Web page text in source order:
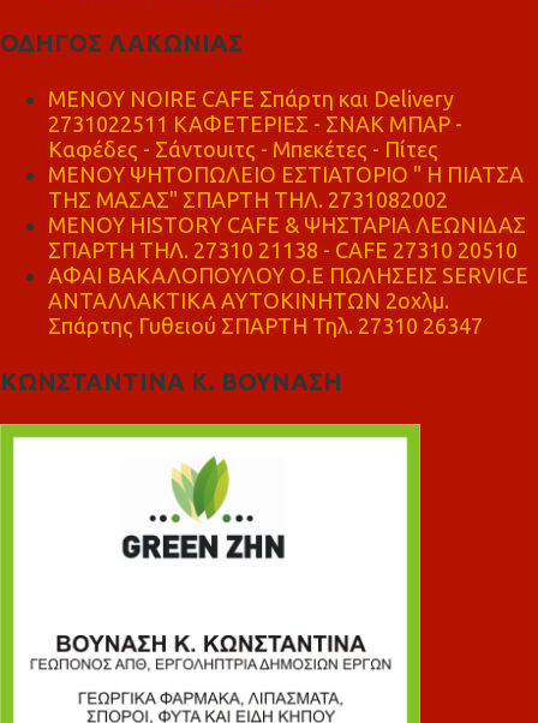
ΟΔΗΓΟΣ ΛΑΚΩΝΙΑΣ
MENOY NOIRE CAFE Σπάρτη και Delivery
2731022511 ΚΑΦΕΤΕΡΙΕΣ - ΣΝΑΚ ΜΠΑΡ -
Καφέδες - Σάντουιτς - Μπεκέτες - Πίτες
ΜΕΝΟΥ ΨΗΤΟΠΩΛΕΙΟ ΕΣΤΙΑΤΟΡΙΟ " Η ΠΙΑΤΣΑ
ΤΗΣ ΜΑΣΑΣ" ΣΠΑΡΤΗ ΤΗΛ. 2731082002
ΜΕΝΟΥ HISTORY CAFE & ΨΗΣΤΑΡΙΑ ΛΕΩΝΙΔΑΣ
ΣΠΑΡΤΗ ΤΗΛ. 27310 21138 - CAFE 27310 20510
ΑΦΑΙ ΒΑΚΑΛΟΠΟΥΛΟΥ Ο.Ε ΠΩΛΗΣΕΙΣ SERVICE
ΑΝΤΑΛΛΑΚΤΙΚΑ ΑΥΤΟΚΙΝΗΤΩΝ 2οχλμ.
Σπάρτης Γυθειού ΣΠΑΡΤΗ Τηλ. 27310 26347
ΚΩΝΣΤΑΝΤΙΝΑ Κ. ΒΟΥΝΑΣΗ